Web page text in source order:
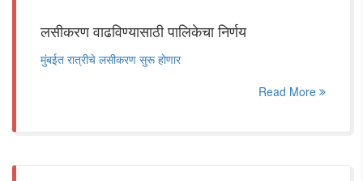
लसीकरण वाढविण्यासाठी पालिकेचा निर्णय
मुंबईत रात्रीचे लसीकरण सुरू होणार
Read More